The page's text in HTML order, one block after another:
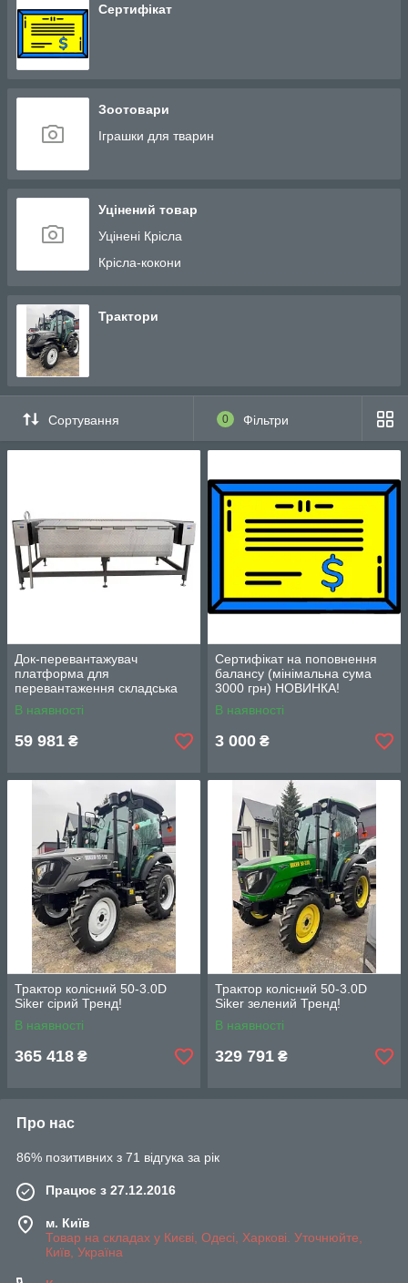
Павільйони
Печі і каміни
Теплиці
Сертифікат
Зоотовари
Іграшки для тварин
Уцінений товар
Уцінені Крісла
Крісла-кокони
Трактори
Сортування 0 Фільтри
Док-перевантажувач
платформа для
перевантаження складська
Siker LE-A (навантаження 6
тонн) НОВИНКА!
В наявності
59 981 ₴
Сертифікат на поповнення
балансу (мінімальна сума
3000 грн) НОВИНКА!
В наявності
3 000 ₴
Трактор колісний 50-3.0D
Siker сірий Тренд!
В наявності
365 418 ₴
Трактор колісний 50-3.0D
Siker зелений Тренд!
В наявності
329 791 ₴
Про нас
86% позитивних з 71 відгука за рік
Працює з 27.12.2016
м. Київ
Товар на складах у Києві, Одесі, Харкові. Уточнюйте,
Київ, Україна